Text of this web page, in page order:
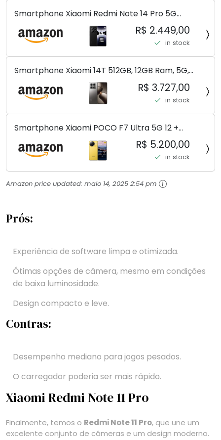
Smartphone Xiaomi Redmi Note 14 Pro 5G
Midnight Black (Preto) 12GB RAM 512GB ROM NFC
[ 24090RA29G ]
R$ 2.449,00
in stock
Smartphone Xiaomi 14T 512GB, 12GB Ram, 5G,
Leica, Cinza - no Brasil
R$ 3.727,00
in stock
Smartphone Xiaomi POCO F7 Ultra 5G 12 +
256GB/16+512GB Processador Snapdragon 8 Elite
Top de Linha Chip VisionBoost D7 para Jogos
Pesados Tela Flow AMOLED 2K...
R$ 5.200,00
in stock
Amazon price updated: maio 14, 2025 2:54 pm
Prós:
Experiência de software limpa e otimizada.
Ótimas opções de câmera, mesmo em condições
de baixa luminosidade.
Design compacto e leve.
Contras:
Desempenho mediano para jogos pesados.
O carregador poderia ser mais rápido.
Xiaomi Redmi Note 11 Pro
Finalmente, temos o Redmi Note 11 Pro, que une um
excelente conjunto de câmeras e um design moderno.